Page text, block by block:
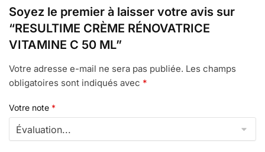
Soyez le premier à laisser votre avis sur
“RESULTIME CRÈME RÉNOVATRICE
VITAMINE C 50 ML”
Votre adresse e-mail ne sera pas publiée. Les champs
obligatoires sont indiqués avec *
Votre note *